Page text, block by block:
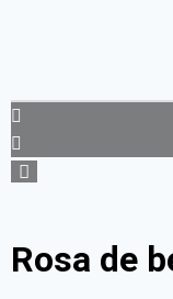
Rosa de